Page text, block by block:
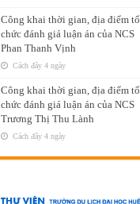
Công khai thời gian, địa điểm tổ
chức đánh giá luận án của NCS
Phan Thanh Vịnh
Cách đây 4 ngày
Công khai thời gian, địa điểm tổ
chức đánh giá luận án của NCS
Trương Thị Thu Lành
Cách đây 4 ngày